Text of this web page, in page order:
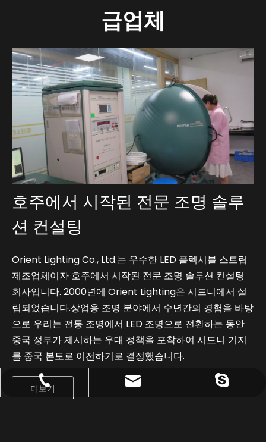
급업체
호주에서 시작된 전문 조명 솔루
션 컨설팅
Orient Lighting Co., Ltd.는 우수한 LED 플렉시블 스트립
제조업체이자 호주에서 시작된 전문 조명 솔루션 컨설팅
회사입니다. 2000년에 Orient Lighting은 시드니에서 설
립되었습니다.상업용 조명 분야에서 수년간의 경험을 바탕
으로 우리는 전통 조명에서 LED 조명으로 전환하는 동안
중국 정부가 제시하는 우대 정책을 포착하여 시드니 기지
를 중국 본토로 이전하기로 결정했습니다.
더보기
+86 21 63166512
Sale@orientlighting.com
orientlighting